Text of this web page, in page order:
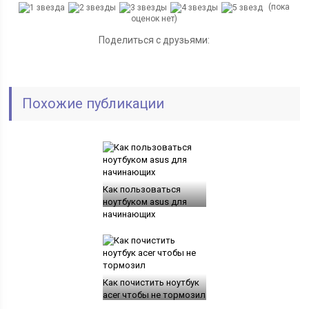
(пока
оценок нет)
Поделиться с друзьями:
Похожие публикации
Как пользоваться
ноутбуком asus для
начинающих
Как почистить ноутбук
acer чтобы не тормозил